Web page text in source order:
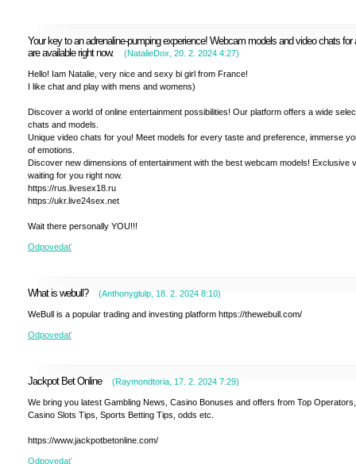
Your key to an adrenaline-pumping experience! Webcam models and video chats for
are available right now.
(NatalieDox 20. 2. 2024 4:27)
Hello! Iam Natalie, very nice and sexy bi girl from France!
I like chat and play with mens and womens)
Discover a world of online entertainment possibilities! Our platform offers a wide
chats and models.
Unique video chats for you! Meet models for every taste and preference, immerse
of emotions.
Discover new dimensions of entertainment with the best webcam models! Exclusive
waiting for you right now.
https://rus.livesex18.ru
https://ukr.live24sex.net
Wait there personally YOU!!!
Odpovedať
What is webull? (Anthonyglulp 18. 2. 2024 8:10)
WeBull is a popular trading and investing platform https://thewebull.com/
Odpovedať
Jackpot Bet Online (Raymondtoria 17. 2. 2024 7:29)
We bring you latest Gambling News, Casino Bonuses and offers from Top
Casino Slots Tips, Sports Betting Tips, odds etc.
https://www.jackpotbetonline.com/
Odpovedať